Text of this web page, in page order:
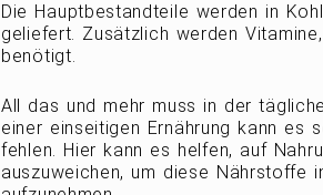
Die Hauptbestandteile werden in
geliefert. Zusätzlich werden
benötigt.
All das und mehr muss in der
einer einseitigen Ernährung kann es
fehlen. Hier kann es helfen, auf
auszuweichen, um diese Nährstoffe